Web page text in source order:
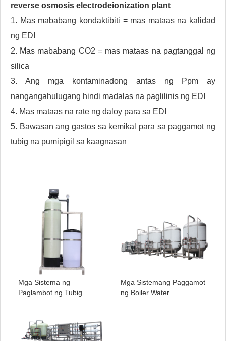
reverse osmosis electrodeionization plant
1. Mas mababang kondaktibiti = mas mataas na kalidad
ng EDI
2. Mas mababang CO2 = mas mataas na pagtanggal ng
silica
3. Ang mga kontaminadong antas ng Ppm ay
nangangahulugang hindi madalas na paglilinis ng EDI
4. Mas mataas na rate ng daloy para sa EDI
5. Bawasan ang gastos sa kemikal para sa paggamot ng
tubig na pumipigil sa kaagnasan
Mga Sistema ng
Paglambot ng Tubig
Mga Sistemang Paggamot
ng Boiler Water